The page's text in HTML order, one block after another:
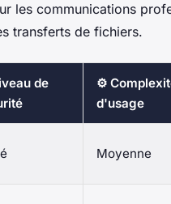
les communications
transferts de fichiers.
de
⚙️
d'usage
Moyenne